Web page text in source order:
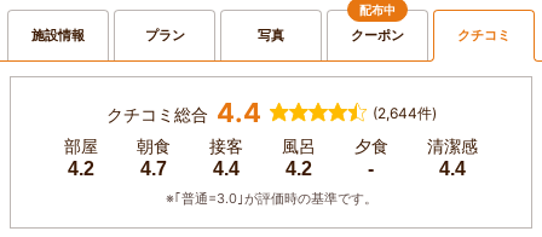
施設情報 プラン 写真
配布中
クーポン クチコミ
クチコミ総合 4.4 (2,644件)
部屋
4.2
朝食
4.7
接客
4.4
風呂
4.2
夕食
-
清潔感
4.4
※｢普通=3.0｣が評価時の基準です。